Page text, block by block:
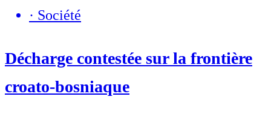
· Société
Décharge contestée sur la frontière
croato-bosniaque